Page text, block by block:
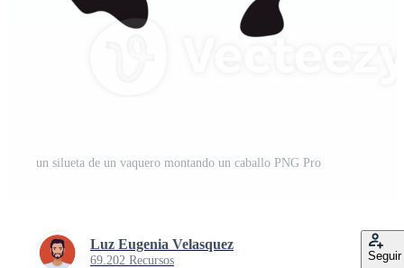
un silueta de un vaquero montando un caballo PNG Pro
Luz Eugenia Velasquez
69.202 Recursos Seguir